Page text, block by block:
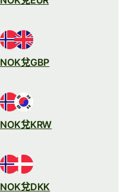
NOK兌GBP
NOK兌KRW
NOK兌DKK